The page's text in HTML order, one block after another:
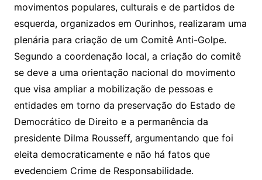
movimentos populares, culturais e de partidos de
esquerda, organizados em Ourinhos, realizaram uma
plenária para criação de um Comitê Anti-Golpe.
Segundo a coordenação local, a criação do comitê
se deve a uma orientação nacional do movimento
que visa ampliar a mobilização de pessoas e
entidades em torno da preservação do Estado de
Democrático de Direito e a permanência da
presidente Dilma Rousseff, argumentando que foi
eleita democraticamente e não há fatos que
evedenciem Crime de Responsabilidade.